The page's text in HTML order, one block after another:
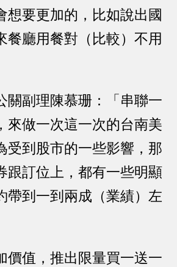
想要更加的，比如說出國
餐廳用餐對（比較）不用
關副理陳慕珊：「串聯一
來做一次這一次的台南美
受到股市的一些影響，那
跟訂位上，都有一些明顯
帶到一到兩成（業績）左
價值，推出限量買一送一